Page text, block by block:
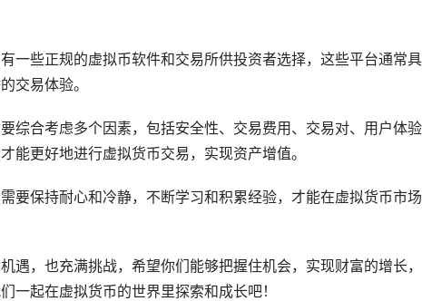
一些正规的虚拟币软件和交易所供投资者选择，这些平台通常
交易体验。
综合考虑多个因素，包括安全性、交易费用、交易对、用户体
能更好地进行虚拟货币交易，实现资产增值。
要保持耐心和冷静，不断学习和积累经验，才能在虚拟货币市
遇，也充满挑战，希望你们能够把握住机会，实现财富的增长
一起在虚拟货币的世界里探索和成长吧！